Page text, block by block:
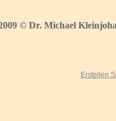
© Dr. Michael
Erstellen